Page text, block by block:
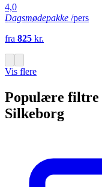
4,0
Dagsmødepakke /pers
fra 825 kr.
Vis flere
Populære filtre
Silkeborg